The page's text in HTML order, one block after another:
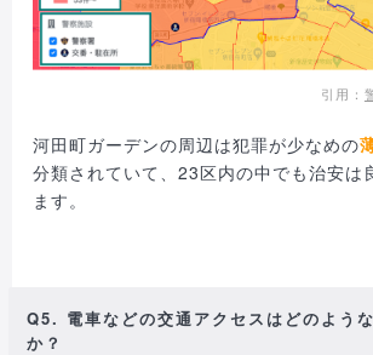
引用：
河田町ガーデンの周辺は犯罪が少なめの
分類されていて、23区内の中でも治安は
ます。
Q5. 電車などの交通アクセスはどのよう
か？